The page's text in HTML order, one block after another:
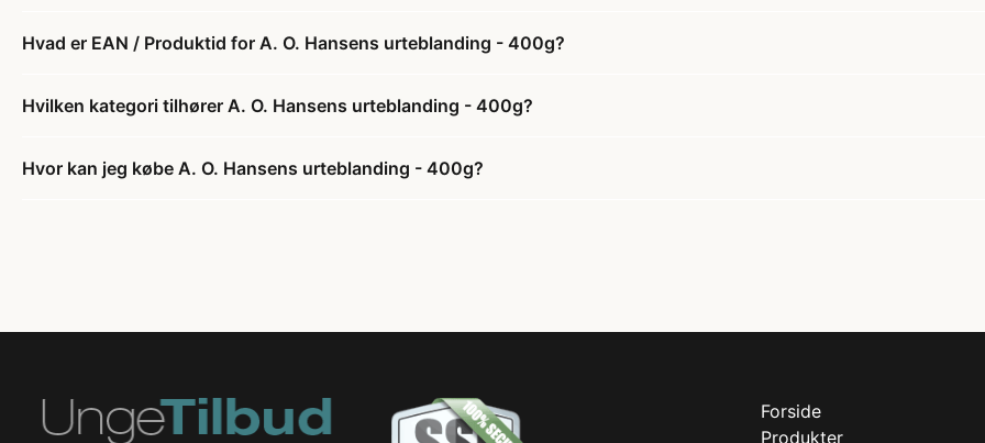
Hvad er EAN / Produktid for A. O. Hansens urteblanding - 400g?
Hvilken kategori tilhører A. O. Hansens urteblanding - 400g?
Hvor kan jeg købe A. O. Hansens urteblanding - 400g?
Forside
Produkter